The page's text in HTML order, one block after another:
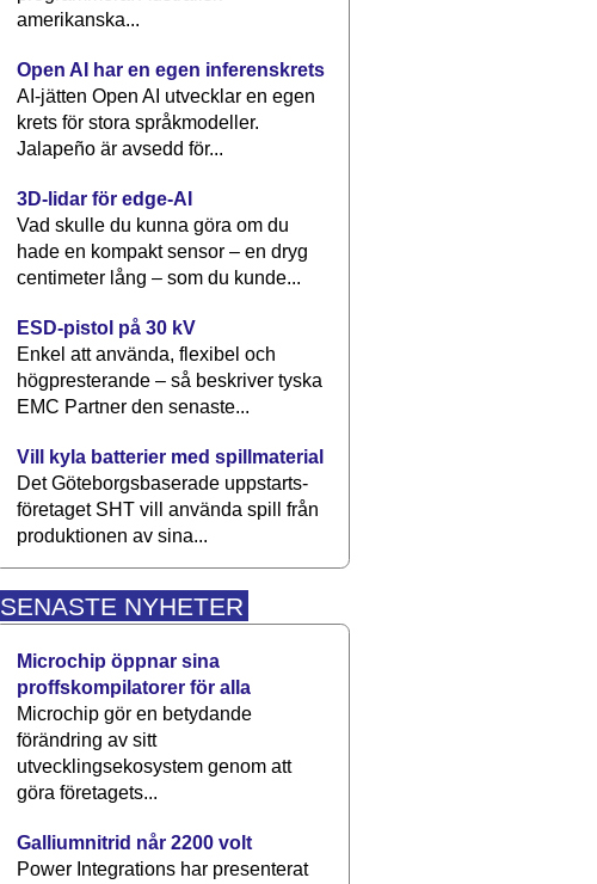
amerikanska...
Open AI har en egen inferenskrets
AI-jätten Open AI utvecklar en egen
krets för stora språkmodeller.
Jalapeño är avsedd för...
3D-lidar för edge-AI
Vad skulle du kunna göra om du
hade en kompakt sensor – en dryg
centimeter lång – som du kunde...
ESD-pistol på 30 kV
Enkel att använda, flexibel och
högpresterande – så beskriver tyska
EMC Partner den senaste...
Vill kyla batterier med spillmaterial
Det Göteborgsbaserade upp­starts­
företaget SHT vill använda spill från
produktionen av sina...
SENASTE NYHETER
Microchip öppnar sina
proffskompilatorer för alla
Microchip gör en betydande
förändring av sitt
utvecklingsekosystem genom att
göra företagets...
Galliumnitrid når 2200 volt
Power Integrations har presenterat